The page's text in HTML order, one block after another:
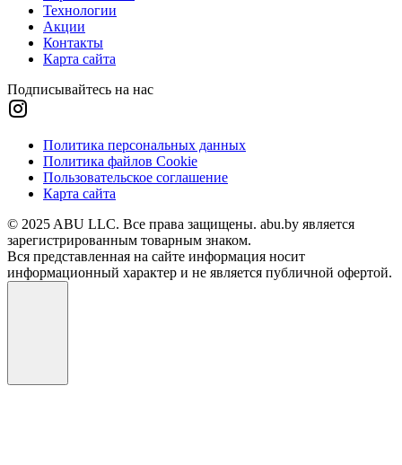
Технологии
Акции
Контакты
Карта сайта
Подписывайтесь на нас
Политика персональных данных
Политика файлов Cookie
Пользовательское соглашение
Карта сайта
© 2025 ABU LLC. Все права защищены. abu.by является
зарегистрированным товарным знаком.
Вся представленная на сайте информация носит
информационный характер и не является публичной офертой.